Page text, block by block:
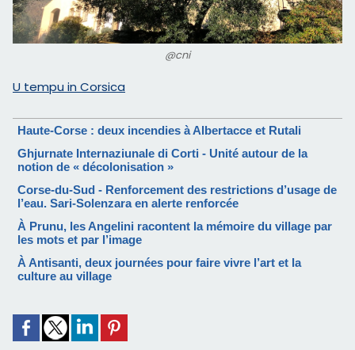
@cni
U tempu in Corsica
Haute-Corse : deux incendies à Albertacce et Rutali
Ghjurnate Internaziunale di Corti - Unité autour de la
notion de « décolonisation »
Corse-du-Sud - Renforcement des restrictions d’usage de
l’eau. Sari-Solenzara en alerte renforcée
À Prunu, les Angelini racontent la mémoire du village par
les mots et par l’image
À Antisanti, deux journées pour faire vivre l’art et la
culture au village